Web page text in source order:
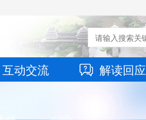
互动交流 解读回应